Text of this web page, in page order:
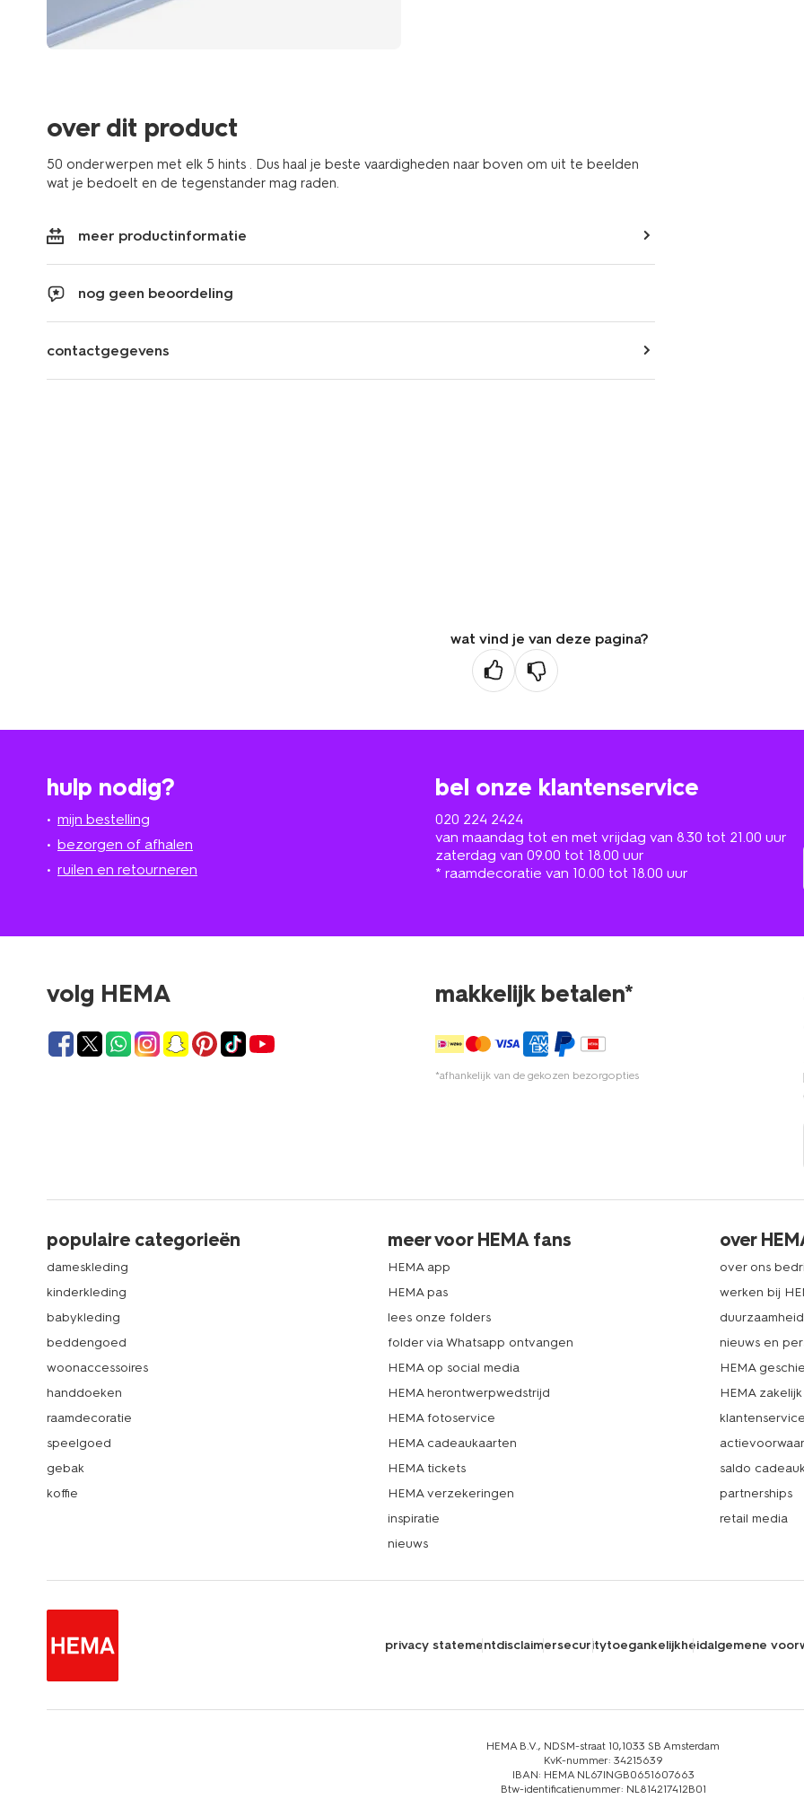
over dit product
50 onderwerpen met elk 5 hints . Dus haal je beste vaardigheden naar boven om uit te beelden
wat je bedoelt en de tegenstander mag raden.
meer productinformatie
nog geen beoordeling
contactgegevens
wat vind je van deze pagina?
hulp nodig?
mijn bestelling
bezorgen of afhalen
ruilen en retourneren
bel onze klantenservice
020 224 2424
van maandag tot en met vrijdag van 8.30 tot 21.00 uur
zaterdag van 09.00 tot 18.00 uur
* raamdecoratie van 10.00 tot 18.00 uur
volg HEMA makkelijk betalen*
*afhankelijk van de gekozen bezorgopties
populaire categorieën
dameskleding
kinderkleding
babykleding
beddengoed
woonaccessoires
handdoeken
raamdecoratie
speelgoed
gebak
koffie
meer voor HEMA fans
HEMA app
HEMA pas
lees onze folders
folder via Whatsapp ontvangen
HEMA op social media
HEMA herontwerpwedstrijd
HEMA fotoservice
HEMA cadeaukaarten
HEMA tickets
HEMA verzekeringen
inspiratie
nieuws
over
over ons
werken bij
duurzaamheid
nieuws en
HEMA
HEMA zakelijk
klantenservice
saldo
partnerships
retail media
privacy statementdisclaimersecuritytoegankelijkheidalgemene
HEMA B.V., NDSM-straat 10,1033 SB Amsterdam
KvK-nummer: 34215639
IBAN: HEMA NL67INGB0651607663
Btw-identificatienummer: NL814217412B01